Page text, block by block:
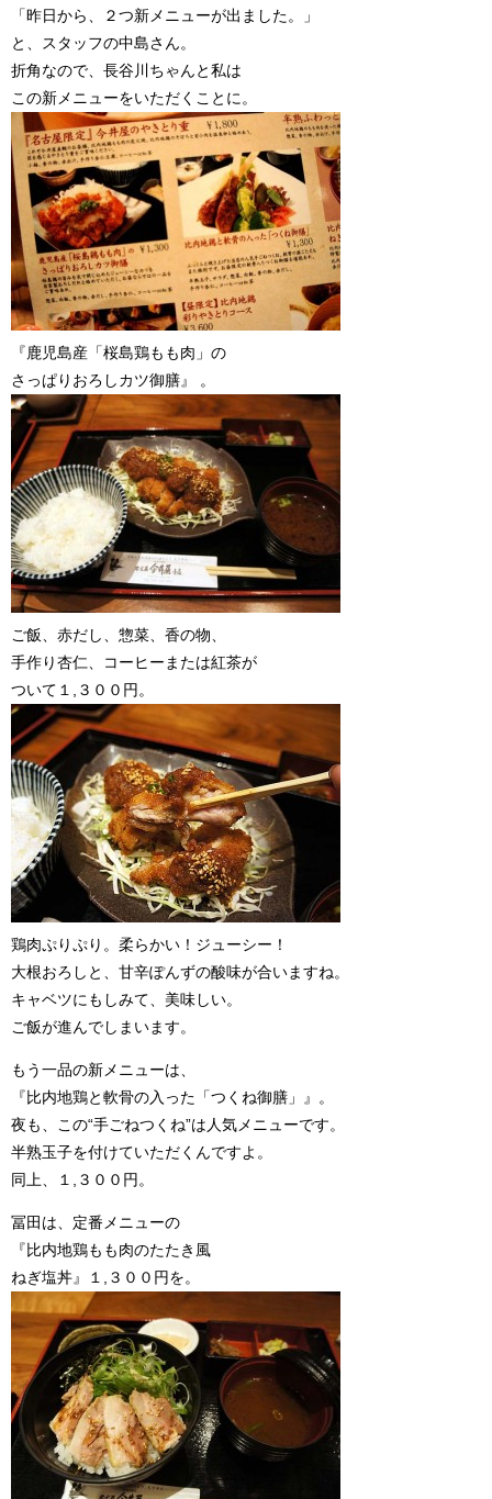
「昨日から、２つ新メニューが出ました。」
と、スタッフの中島さん。
折角なので、長谷川ちゃんと私は
この新メニューをいただくことに。
『鹿児島産「桜島鶏もも肉」の
さっぱりおろしカツ御膳』 。
ご飯、赤だし、惣菜、香の物、
手作り杏仁、コーヒーまたは紅茶が
ついて１,３００円。
鶏肉ぷりぷり。柔らかい！ジューシー！
大根おろしと、甘辛ぽんずの酸味が合いますね。
キャベツにもしみて、美味しい。
ご飯が進んでしまいます。
もう一品の新メニューは、
『比内地鶏と軟骨の入った「つくね御膳」』。
夜も、この“手ごねつくね”は人気メニューです。
半熟玉子を付けていただくんですよ。
同上、１,３００円。
冨田は、定番メニューの
『比内地鶏もも肉のたたき風
ねぎ塩丼』１,３００円を。